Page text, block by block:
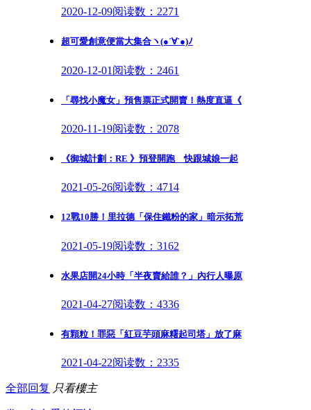
2020-12-09阅读数：2271
超可愛創意便當大集合ヽ(●´∀`●)ﾉ
2020-12-01 阅读数：2461
「尋找小魔女」預售票正式開賣！熱度直逼《
2020-11-19阅读数：2078
《御城計劃：RE 》預登開跑 快跟城娘一起
2021-05-26阅读数：4714
12戰10勝！里拉德「保住鐵粉的家」暗示拓荒
2021-05-19阅读数：3162
水果店開24小時「半夜賣給誰？」內行人曝原
2021-04-27阅读数：4336
有顆粒！罪惡「紅豆芋頭麻糬起司塔」放了麻
2021-04-22阅读数：2335
全部回复 只看樓主